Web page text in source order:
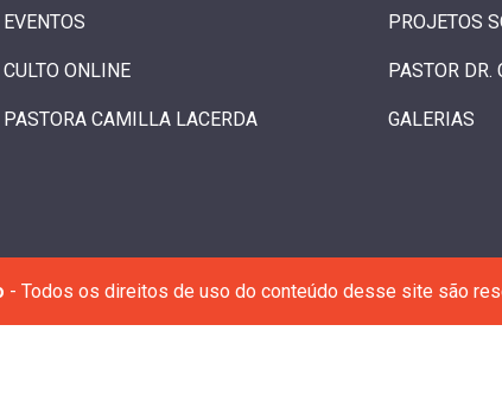
EVENTOS PROJETOS
CULTO ONLINE PASTOR DR.
PASTORA CAMILLA LACERDA GALERIAS
- Todos os direitos de uso do conteúdo desse site são